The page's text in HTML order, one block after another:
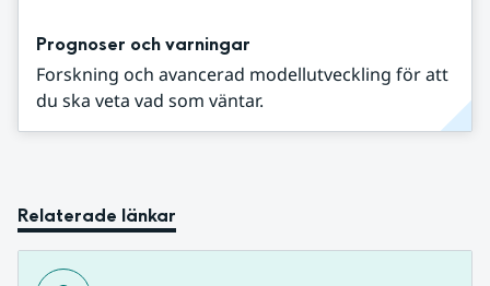
Prognoser och varningar
Forskning och avancerad modellutveckling för att
du ska veta vad som väntar.
Relaterade länkar